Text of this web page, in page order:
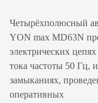
Четырёхполюсный
YON max MD63N
электрических
тока частоты 50 Гц,
замыканиях,
оперативных